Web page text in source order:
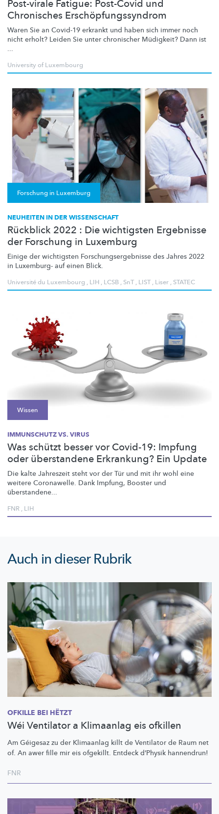
Post-virale Fatigue: Post-Covid und
Chronisches Erschöpfungssyndrom
Waren Sie an Covid-19 erkrankt und haben sich immer noch
nicht erholt? Leiden Sie unter chronischer Müdigkeit? Dann ist
...
University of Luxembourg
Forschung in Luxemburg
NEUHEITEN IN DER WISSENSCHAFT
Rückblick 2022 : Die wichtigsten Ergebnisse
der Forschung in Luxemburg
Einige der wichtigsten Forschungsergebnisse des Jahres 2022
in Luxemburg- auf einen Blick.
Université du Luxembourg , LIH , LCSB , SnT, LIST, Liser , STATEC
Wissen
IMMUNSCHUTZ VS. VIRUS
Was schützt besser vor Covid-19: Impfung
oder überstandene Erkrankung? Ein Update
Die kalte Jahreszeit steht vor der Tür und mit ihr wohl eine
weitere Coronawelle. Dank Impfung, Booster und
überstandene...
FNR , LIH
Auch in dieser Rubrik
OFKILLE BEI HËTZT
Wéi Ventilator a Klimaanlag eis ofkillen
Am Géigesaz zu der Klimaanlag killt de Ventilator de Raum net
of. An awer fille mir eis ofgekillt. Entdeck d’Physik hannendrun!
FNR